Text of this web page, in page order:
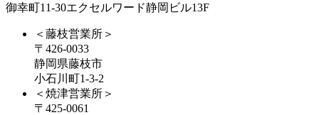
御幸町11-30エクセルワード静岡ビル13F
＜藤枝営業所＞
〒426-0033
静岡県藤枝市
小石川町1-3-2
＜焼津営業所＞
〒425-0061